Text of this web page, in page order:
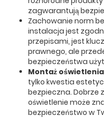
zagwarantują
Zachowanie norm
instalacja jest
przepisami, jest
prawnego, ale
bezpieczeństwa
Montaż
tylko kwestia
bezpieczna. Dobrze
oświetlenie może
bezpieczeństwo w